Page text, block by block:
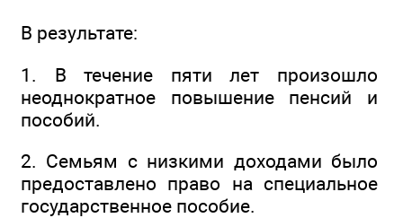
В результате:
1. В течение пяти лет произошло
неоднократное повышение пенсий и
пособий.
2. Семьям с низкими доходами было
предоставлено право на специальное
государственное пособие.